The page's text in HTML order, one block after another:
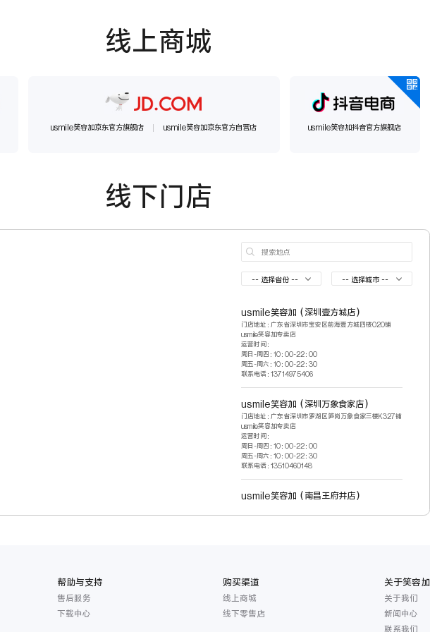
线上商城
usmile笑容加京东官方旗舰店 usmile笑容加京东官方自营店 usmile笑容加抖音官方旗舰店
线下门店
usmile笑容加（深圳壹方城店）
门店地址：广东省深圳市宝安区前海壹方城四楼020铺
usmile笑容加专卖店
运营时间：
周日-周四：10：00-22：00
周五-周六：10：00-22：30
联系电话：13714975406
usmile笑容加（深圳万象食家店）
门店地址：广东省深圳市罗湖区笋岗万象食家三楼K327铺
usmile笑容加专卖店
运营时间：
周日-周四：10：00-22：00
周五-周六：10：00-22：30
联系电话：13510460148
usmile笑容加（南昌王府井店）
乐高专卖店店旁扶梯下B1层扶梯旁
门店地址：江苏省南京市雨花台区应天大街619号虹悦城
运营时间：10：00-22：00
联系电话：18915962599
帮助与支持
售后服务
下载中心
购买渠道
线上商城
线下零售店
关于笑容加
关于我们
新闻中心
联系我们